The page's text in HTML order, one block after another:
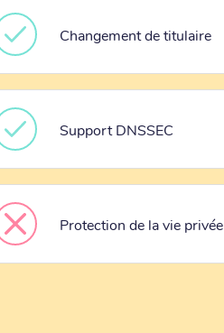
Changement de titulaire
Support DNSSEC
Protection de la vie privée